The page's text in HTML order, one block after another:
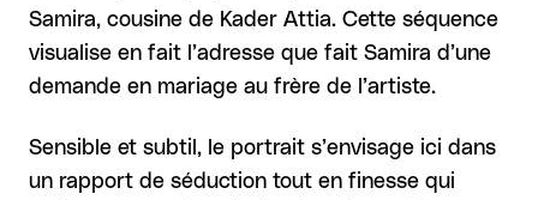
Samira, cousine de Kader Attia. Cette séquence
visualise en fait l’adresse que fait Samira d’une
demande en mariage au frère de l’artiste.
Sensible et subtil, le portrait s’envisage ici dans
un rapport de séduction tout en finesse qui